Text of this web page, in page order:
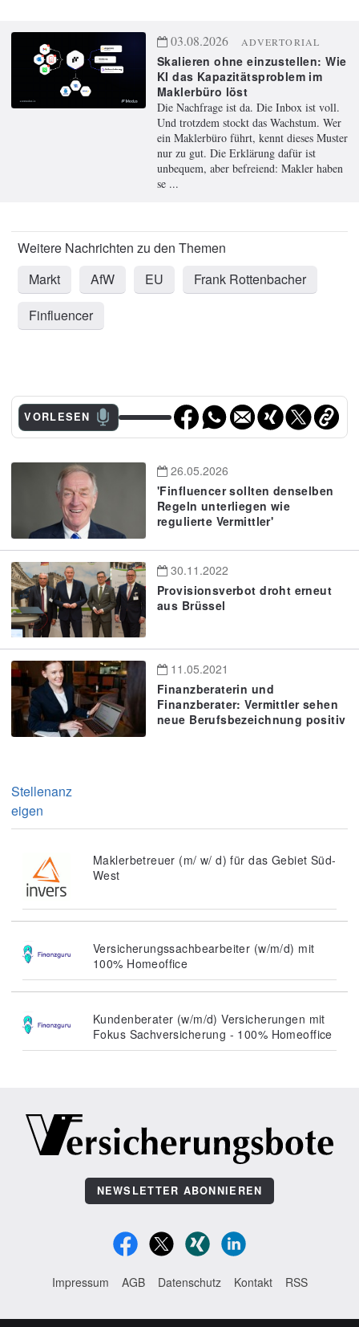
03.08.2026 ADVERTORIAL
Skalieren ohne einzustellen: Wie
KI das Kapazitätsproblem im
Maklerbüro löst
Die Nachfrage ist da. Die Inbox ist voll.
Und trotzdem stockt das Wachstum. Wer
ein Maklerbüro führt, kennt dieses Muster
nur zu gut. Die Erklärung dafür ist
unbequem, aber befreiend: Makler haben
se ...
Markt AfW EU
Frank Rottenbacher
Finfluencer
VORLESEN
26.05.2026
'Finfluencer sollten denselben
Regeln unterliegen wie
regulierte Vermittler'
30.11.2022
Provisionsverbot droht erneut
aus Brüssel
11.05.2021
Finanzberaterin und
Finanzberater: Vermittler sehen
neue Berufsbezeichnung positiv
Stellenanz
eigen
Maklerbetreuer (m/ w/ d) für das Gebiet Süd-
West
Versicherungssachbearbeiter (w/m/d) mit
100% Homeoffice
Kundenberater (w/m/d) Versicherungen mit
Fokus Sachversicherung - 100% Homeoffice
NEWSLETTER ABONNIEREN
Impressum AGB Datenschutz Kontakt RSS